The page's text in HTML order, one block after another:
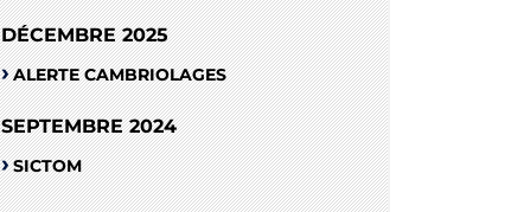
DÉCEMBRE 2025
ALERTE CAMBRIOLAGES
SEPTEMBRE 2024
SICTOM